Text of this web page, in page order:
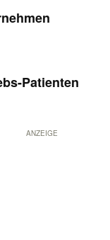
Patienten
ANZEIGE